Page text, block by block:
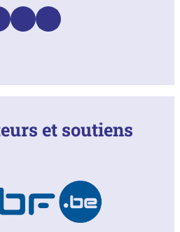
Instagram
LinkedIn
et soutiens